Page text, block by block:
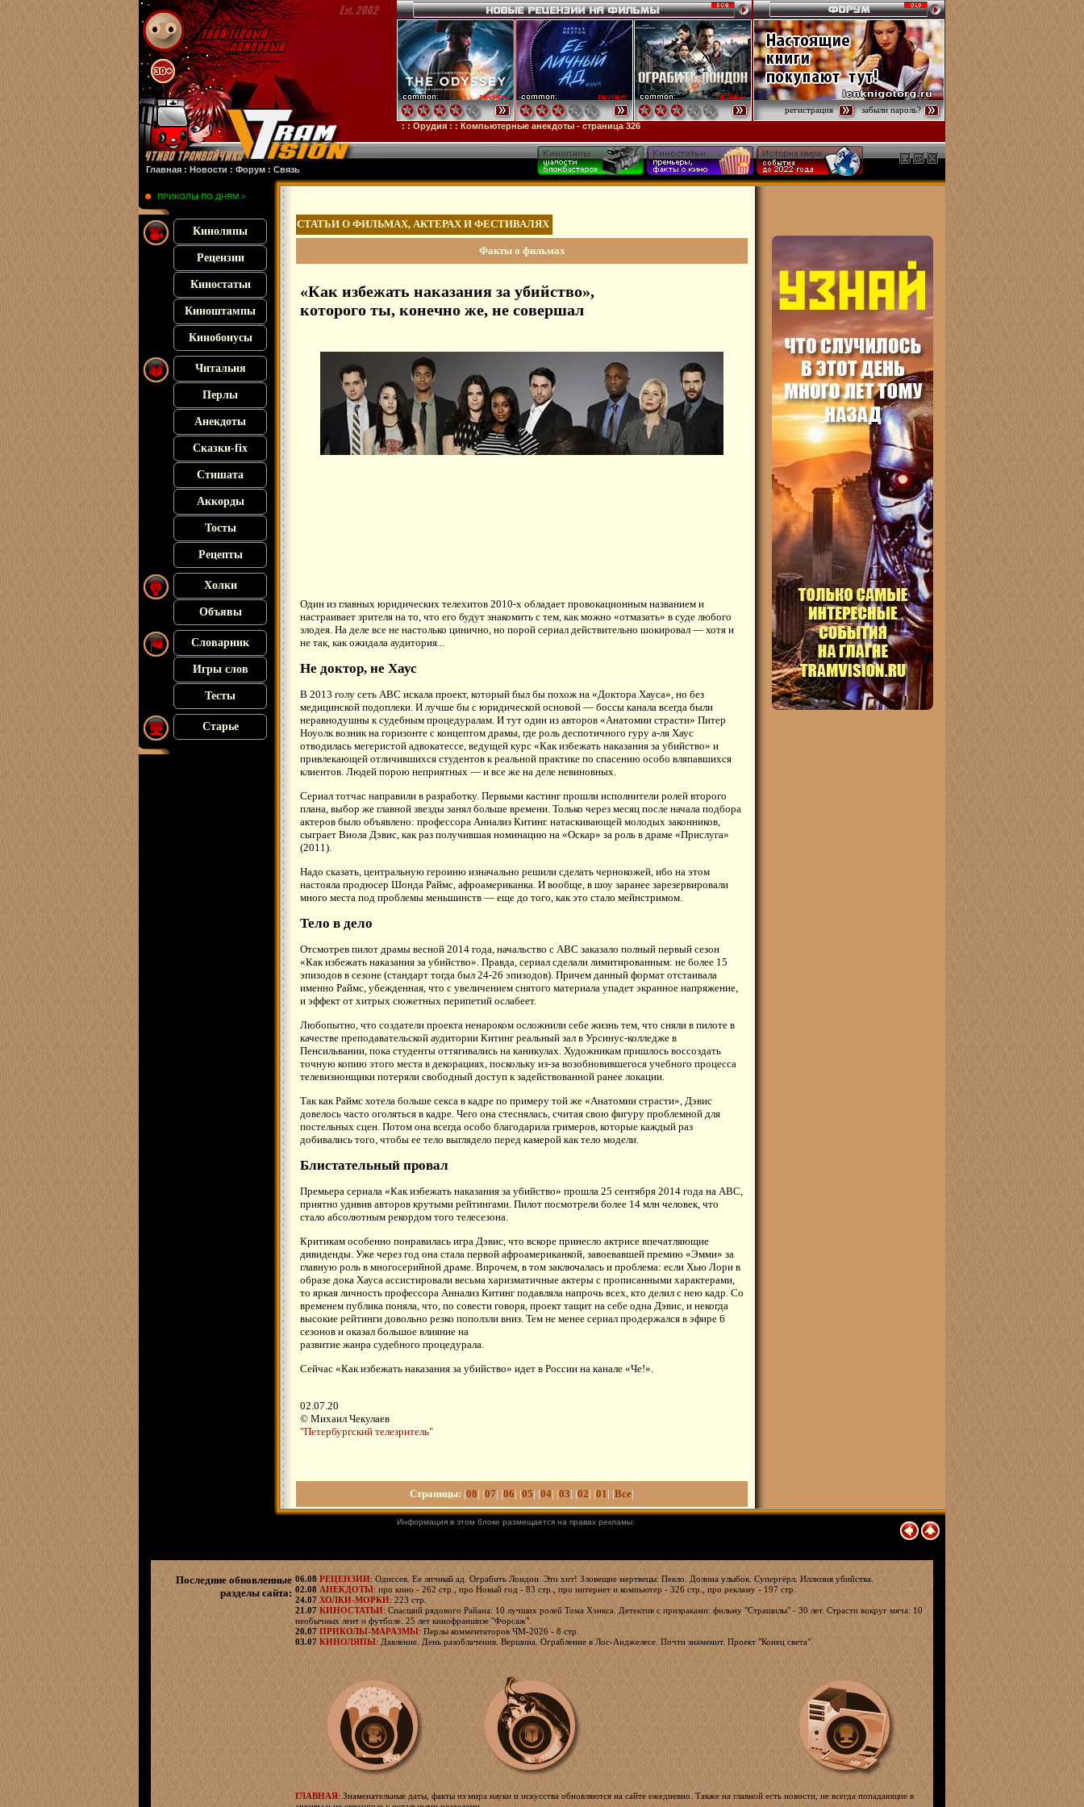
Главная : Новости : Форум : Связь
: : Франкенштейн : : Микки 17 : :Субстанция: :28 лет спустя : :Смерть единорога Орудия: :Компьютерные анекдоты - страница 326
регистрация забыли пароль?
ПРИКОЛЫ ПО ДНЯМ >
Киноляпы
Рецензии
Киностатьи
Киноштампы
Кинобонусы
Читальня
Перлы
Анекдоты
Сказки-fix
Стишата
Аккорды
Тосты
Рецепты
Холки
Объявы
Словарник
Игры слов
Тесты
Старье
СТАТЬИ О ФИЛЬМАХ, АКТЕРАХ И ФЕСТИВАЛЯХ
Факты о фильмах
«Как избежать наказания за убийство»,
которого ты, конечно же, не совершал
Один из главных юридических телехитов 2010-х обладает провокационным названием и
настраивает зрителя на то, что его будут знакомить с тем, как можно «отмазать» в суде любого
злодея. На деле все не настолько цинично, но порой сериал действительно шокировал — хотя и
не так, как ожидала аудитория...
Не доктор, не Хаус
В 2013 голу сеть ABC искала проект, который был бы похож на «Доктора Хауса», но без
медицинской подоплеки. И лучше бы с юридической основой — боссы канала всегда были
неравнодушны к судебным процедуралам. И тут один из авторов «Анатомии страсти» Питер
Ноуолк возник на горизонте с концептом драмы, где роль деспотичного гуру а-ля Хаус
отводилась мегеристой адвокатессе, ведущей курс «Как избежать наказания за убийство» и
привлекающей отличившихся студентов к реальной практике по спасению особо вляпавшихся
клиентов. Людей порою неприятных — и все же на деле невиновных.
Сериал тотчас направили в разработку. Первыми кастинг прошли исполнители ролей второго
плана, выбор же главной звезды занял больше времени. Только через месяц после начала подбора
актеров было объявлено: профессора Аннализ Китинг. натаскивающей молодых законников,
сыграет Виола Дэвис, как раз получившая номинацию на «Оскар» за роль в драме «Прислуга»
(2011).
Надо сказать, центральную героиню изначально решили сделать чернокожей, ибо на этом
настояла продюсер Шонда Раймс, афроамериканка. И вообще, в шоу заранее зарезервировали
много места под проблемы меньшинств — еще до того, как это стало мейнстримом.
Тело в дело
Отсмотрев пилот драмы весной 2014 года, начальство с ABC заказало полный первый сезон
«Как избежать наказания за убийство». Правда, сериал сделали лимитированным: не более 15
эпизодов в сезоне (стандарт тогда был 24-26 эпизодов). Причем данный формат отстаивала
именно Раймс, убежденная, что с увеличением снятого материала упадет экранное напряжение,
и эффект от хитрых сюжетных перипетий ослабеет.
Любопытно, что создатели проекта ненароком осложнили себе жизнь тем, что сняли в пилоте в
качестве преподавательской аудитории Китинг реальный зал в Урсинус-колледже в
Пенсильвании, пока студенты оттягивались на каникулах. Художникам пришлось воссоздать
точную копию этого места в декорациях, поскольку из-за возобновившегося учебного процесса
телевизионщики потеряли свободный доступ к задействованной ранее локации.
Так как Раймс хотела больше секса в кадре по примеру той же «Анатомии страсти», Дэвис
довелось часто оголяться в кадре. Чего она стеснялась, считая свою фигуру проблемной для
постельных сцен. Потом она всегда особо благодарила гримеров, которые каждый раз
добивались того, чтобы ее тело выглядело перед камерой как тело модели.
Блистательный провал
Премьера сериала «Как избежать наказания за убийство» прошла 25 сентября 2014 года на ABC,
приятно удивив авторов крутыми рейтингами. Пилот посмотрели более 14 млн человек, что
стало абсолютным рекордом того телесезона.
Критикам особенно понравилась игра Дэвис, что вскоре принесло актрисе впечатляющие
дивиденды. Уже через год она стала первой афроамериканкой, завоевавшей премию «Эмми» за
главную роль в многосерийной драме. Впрочем, в том заключалась и проблема: если Хью Лори в
образе дока Хауса ассистировали весьма харизматичные актеры с прописанными характерами,
то яркая личность профессора Аннализ Китинг подавляла напрочь всех, кто делил с нею кадр. Со
временем публика поняла, что, по совести говоря, проект тащит на себе одна Дэвис, и некогда
высокие рейтинги довольно резко поползли вниз. Тем не менее сериал продержался в эфире 6
сезонов и оказал большое влияние на
развитие жанра судебного процедурала.
Сейчас «Как избежать наказания за убийство» идет в России на канале «Че!».
02.07.20
© Михаил Чекулаев
"Петербургский телезритель"
Страницы: |08| |07| |06| |05| |04| |03| |02| |01| |Все|
Информация в этом блоке размещается на правах рекламы:
Последние обновленные
разделы сайта:
06.08 РЕЦЕНЗИИ: Одиссея. Ее личный ад. Ограбить Лондон. Это хит! Зловещие мертвецы: Пекло. Долина улыбок. Супергёрл. Иллюзия убийства.
02.08 АНЕКДОТЫ: про кино - 262 стр., про Новый год - 83 стр., про интернет и компьютер - 326 стр., про рекламу - 197 стр.
24.07 ХОЛКИ-МОРКИ: 223 стр.
21.07 КИНОСТАТЬИ: Спасший рядового Райана: 10 лучших ролей Тома Хэнкса. Детектив с призраками: фильму "Страшилы" - 30 лет. Страсти вокруг мяча: 10
необычных лент о футболе. 25 лет кинофраншизе "Форсаж".
20.07 ПРИКОЛЫ-МАРАЗМЫ: Перлы комментаторов ЧМ-2026 - 8 стр.
03.07 КИНОЛЯПЫ: Давление. День разоблачения. Вершина. Ограбление в Лос-Анджелесе. Почти знаменит. Проект "Конец света".
ГЛАВНАЯ: Знаменательные даты, факты из мира науки и искусства обновляются на сайте ежедневно. Также на главной есть новости, не всегда попадающие в